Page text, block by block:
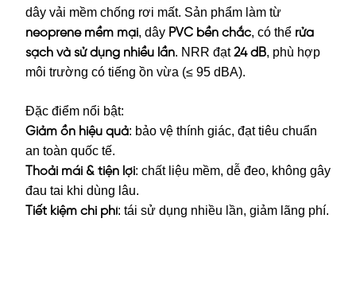
dây vải mềm chống rơi mất. Sản phẩm làm từ
neoprene mềm mại, dây PVC bền chắc, có thể rửa
sạch và sử dụng nhiều lần. NRR đạt24 dB, phù hợp
môi trường có tiếng ồn vừa (≤ 95 dBA).
Đặc điểm nổi bật:
Giảm ồn hiệu quả: bảo vệ thính giác, đạt tiêu chuẩn
an toàn quốc tế.
Thoải mái & tiện lợi: chất liệu mềm, dễ đeo, không gây
đau tai khi dùng lâu.
Tiết kiệm chi phí: tái sử dụng nhiều lần, giảm lãng phí.